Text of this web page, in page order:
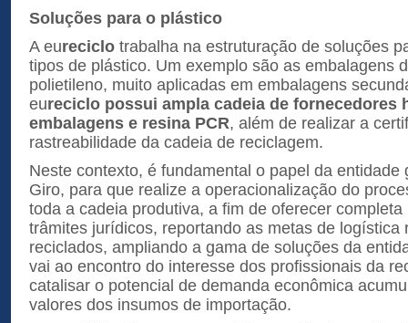
Soluções para o plástico
A eureciclo trabalha na estruturação de soluções
tipos de plástico. Um exemplo são as embalagens
polietileno, muito aplicadas em embalagens
eureciclo possui ampla cadeia de fornecedores
embalagens e resina PCR, além de realizar a
rastreabilidade da cadeia de reciclagem.
Neste contexto, é fundamental o papel da entidade
Giro, para que realize a operacionalização do
toda a cadeia produtiva, a fim de oferecer
trâmites jurídicos, reportando as metas de logística
reciclados, ampliando a gama de soluções da
vai ao encontro do interesse dos profissionais da
catalisar o potencial de demanda econômica
valores dos insumos de importação.